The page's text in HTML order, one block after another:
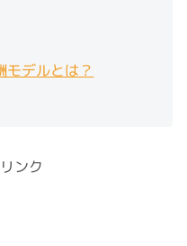
モデルとは？
ンク